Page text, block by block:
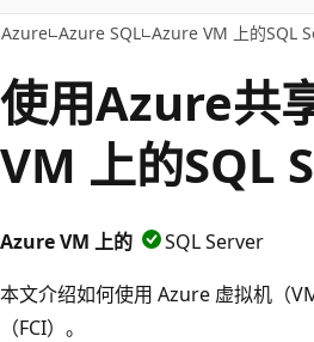
Azure Azure SQL Azure VM 上的SQL
使用Azure共
VM 上的SQL
Azure VM 上的
SQL Server
本文介绍如何使用 Azure 虚拟机（
（FCI）。